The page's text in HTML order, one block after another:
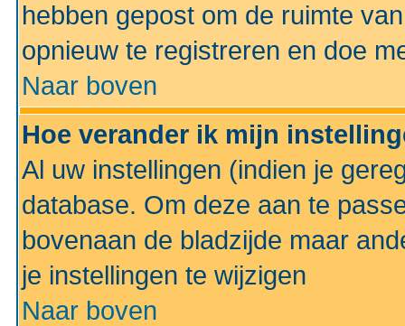
hebben gepost om de ruimte
opnieuw te registreren en doe
Naar boven
Hoe verander ik mijn
Al uw instellingen (indien je
database. Om deze aan te
bovenaan de bladzijde maar
je instellingen te wijzigen
Naar boven